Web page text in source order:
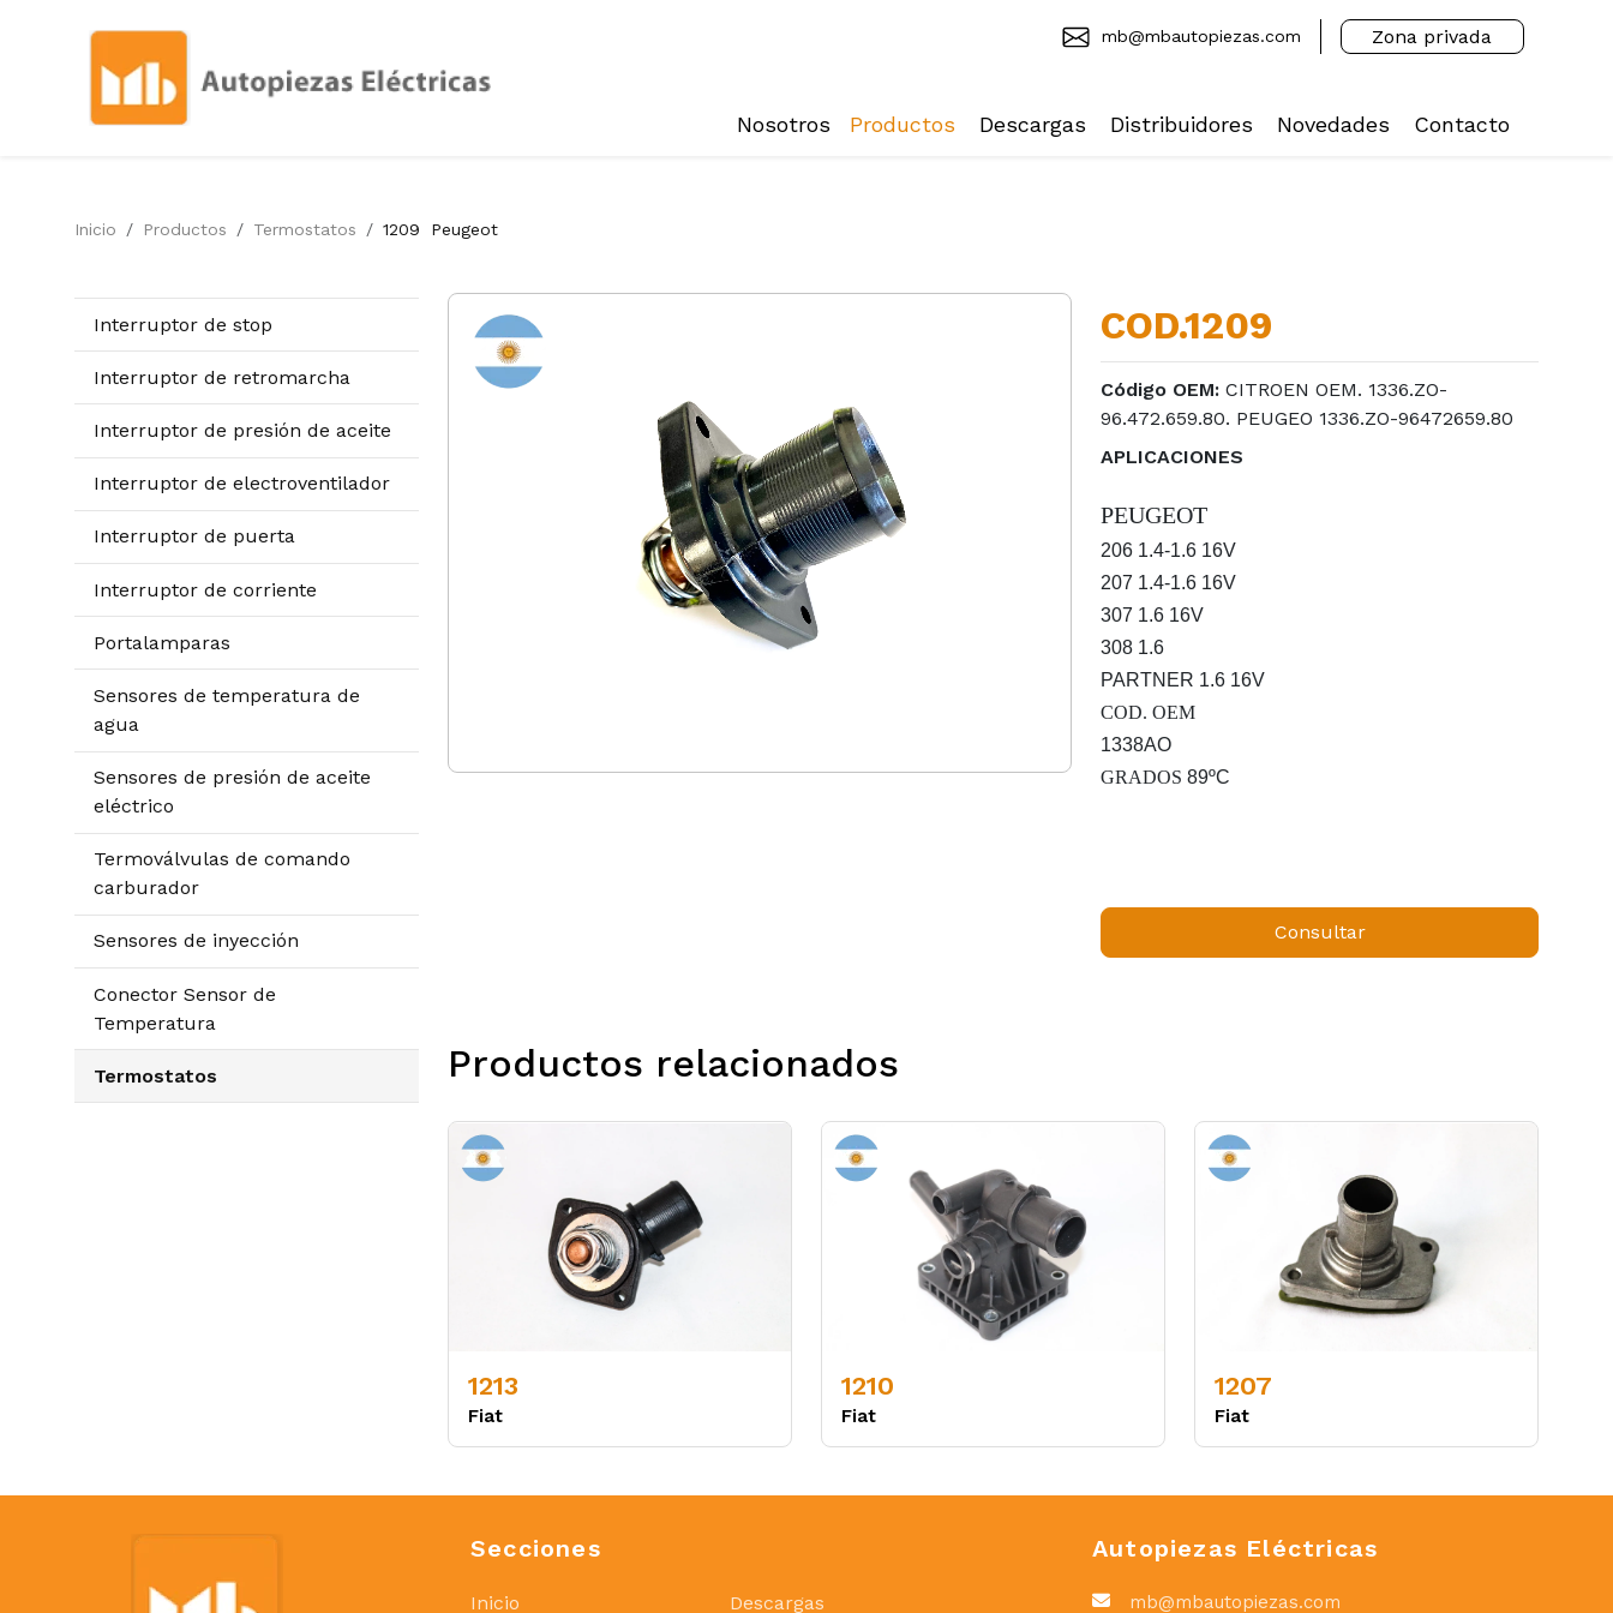
mb@mbautopiezas.com Zona privada
Nosotros Productos Descargas Distribuidores Novedades Contacto
Inicio Productos Termostatos 1209 Peugeot
Interruptor de stop
Interruptor de retromarcha
Interruptor de presión de aceite
Interruptor de electroventilador
Interruptor de puerta
Interruptor de corriente
Portalamparas
Sensores de temperatura de
agua
Sensores de presión de aceite
eléctrico
Termoválvulas de comando
carburador
Sensores de inyección
Conector Sensor de
Temperatura
Termostatos
COD.1209
Código OEM:CITROEN OEM. 1336.ZO-
96.472.659.80. PEUGEO 1336.ZO-96472659.80
APLICACIONES
PEUGEOT
206 1.4-1.6 16V
207 1.4-1.6 16V
307 1.6 16V
308 1.6
PARTNER 1.6 16V
COD. OEM
1338AO
GRADOS89ºC
Consultar
Productos relacionados
1213
Fiat
1210
Fiat
1207
Fiat
Secciones
Inicio Descargas
Autopiezas Eléctricas
mb@mbautopiezas.com